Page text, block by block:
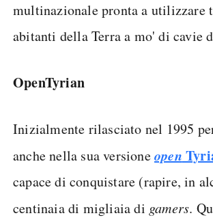
multinazionale pronta a utilizzare
abitanti della Terra a mo' di cavie
OpenTyrian
Inizialmente rilasciato nel 1995
anche nella sua versioneopen
capace di conquistare (rapire, in
centinaia di migliaia di gamers.